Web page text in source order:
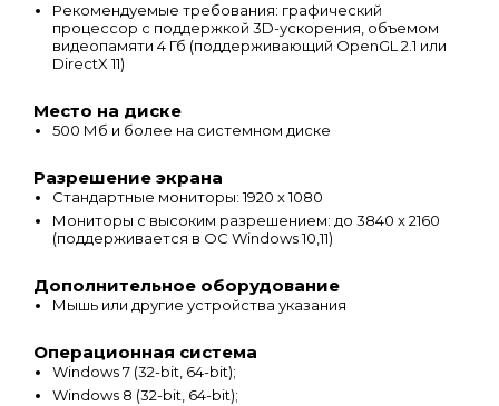
Рекомендуемые требования: графический
процессор с поддержкой 3D-ускорения, объемом
видеопамяти 4 Гб (поддерживающий OpenGL 2.1 или
DirectX 11)
Место на диске
500 Мб и более на системном диске
Разрешение экрана
Стандартные мониторы: 1920 x 1080
Мониторы с высоким разрешением: до 3840 x 2160
(поддерживается в ОС Windows 10,11)
Дополнительное оборудование
Мышь или другие устройства указания
Операционная система
Windows 7 (32-bit, 64-bit);
Windows 8 (32-bit, 64-bit);